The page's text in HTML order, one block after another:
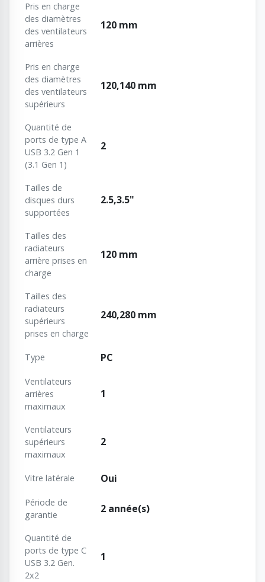
Pris en charge
des diamètres
des ventilateurs
arrières
120 mm
Pris en charge
des diamètres
des ventilateurs
supérieurs
120,140 mm
Quantité de
ports de type A
USB 3.2 Gen 1
(3.1 Gen 1)
2
Tailles de
disques durs
supportées
2.5,3.5"
Tailles des
radiateurs
arrière prises en
charge
120 mm
Tailles des
radiateurs
supérieurs
prises en charge
240,280 mm
Type PC
Ventilateurs
arrières
maximaux
1
Ventilateurs
supérieurs
maximaux
2
Vitre latérale Oui
Période de
garantie
2 année(s)
Quantité de
ports de type C
USB 3.2 Gen.
2x2
1